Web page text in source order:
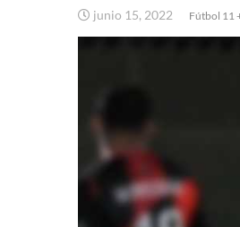
junio 15, 2022 Fútbol 11